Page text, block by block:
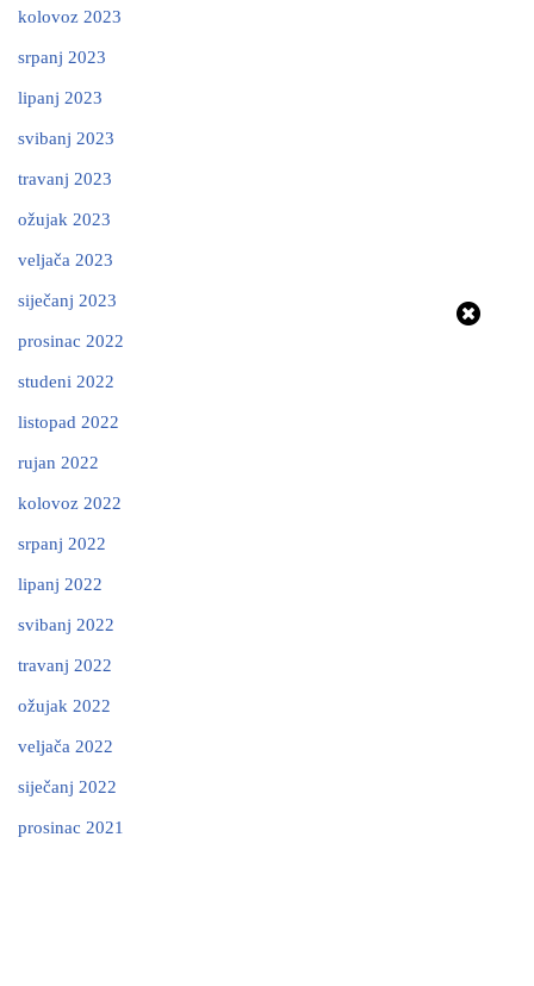
kolovoz 2023
srpanj 2023
lipanj 2023
svibanj 2023
travanj 2023
ožujak 2023
veljača 2023
siječanj 2023
prosinac 2022
studeni 2022
listopad 2022
rujan 2022
kolovoz 2022
srpanj 2022
lipanj 2022
svibanj 2022
travanj 2022
ožujak 2022
veljača 2022
siječanj 2022
prosinac 2021